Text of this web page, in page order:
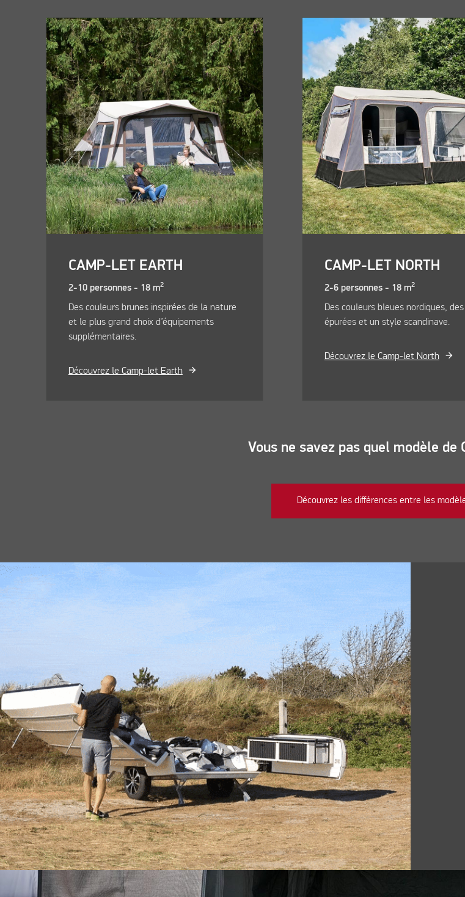
CAMP-LET EARTH
2-10 personnes - 18 m2
Des couleurs brunes inspirées de la nature
et le plus grand choix d’équipements
supplémentaires.
Découvrez le Camp-let Earth
CAMP-LET NORTH
2-6 personnes - 18 m2
Des couleurs bleues nordiques,
épurées et un style scandinave.
Découvrez le Camp-let North
Vous ne savez pas quel modèle de
Découvrez les différences entre les